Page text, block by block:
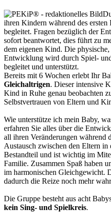
ihren Kindern während des ersten
begleitet. Fragen bezüglich der
sofort beantwortet, dies führt zu
dem eigenen Kind. Die
Entwicklung wird durch Spiel-
begleitet und unterstützt.
Bereits mit 6 Wochen erlebt Ihr
Gleichaltrigen. Dieser intensive
Kind in Ruhe genau beobachten
Selbstvertrauen von Eltern und
Wie unterstütze ich mein Baby,
erfahren Sie alles über die
all ihren Veränderungen während
Austausch zwischen den Eltern
Bestandteil und ist wichtig im
Familie. Zusammen Spaß haben
im harmonischen Gleichgewicht.
dadurch die Reize noch mehr
Die Gruppe besteht aus acht
kein Sing- und Spielkreis.